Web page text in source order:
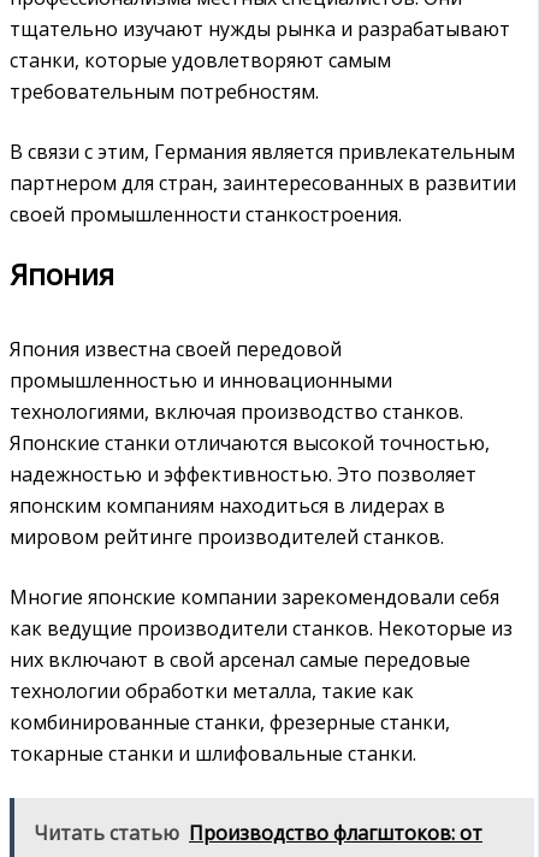
тщательно изучают нужды рынка и разрабатывают
станки, которые удовлетворяют самым
требовательным потребностям.
В связи с этим, Германия является привлекательным
партнером для стран, заинтересованных в развитии
своей промышленности станкостроения.
Япония
Япония известна своей передовой
промышленностью и инновационными
технологиями, включая производство станков.
Японские станки отличаются высокой точностью,
надежностью и эффективностью. Это позволяет
японским компаниям находиться в лидерах в
мировом рейтинге производителей станков.
Многие японские компании зарекомендовали себя
как ведущие производители станков. Некоторые из
них включают в свой арсенал самые передовые
технологии обработки металла, такие как
комбинированные станки, фрезерные станки,
токарные станки и шлифовальные станки.
Читать статью Производство флагштоков: от